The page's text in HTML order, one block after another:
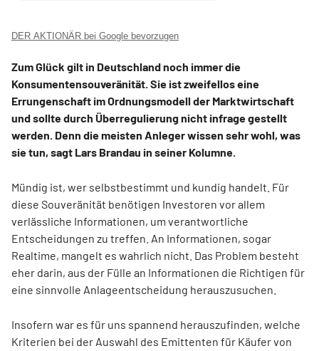
DER AKTIONÄR bei Google bevorzugen
Zum Glück gilt in Deutschland noch immer die
Konsumentensouveränität. Sie ist zweifellos eine
Errungenschaft im Ordnungsmodell der Marktwirtschaft
und sollte durch Überregulierung nicht infrage gestellt
werden. Denn die meisten Anleger wissen sehr wohl, was
sie tun, sagt Lars Brandau in seiner Kolumne.
Mündig ist, wer selbstbestimmt und kundig handelt. Für
diese Souveränität benötigen Investoren vor allem
verlässliche Informationen, um verantwortliche
Entscheidungen zu treffen. An Informationen, sogar
Realtime, mangelt es wahrlich nicht. Das Problem besteht
eher darin, aus der Fülle an Informationen die Richtigen für
eine sinnvolle Anlageentscheidung herauszusuchen.
Insofern war es für uns spannend herauszufinden, welche
Kriterien bei der Auswahl des Emittenten für Käufer von